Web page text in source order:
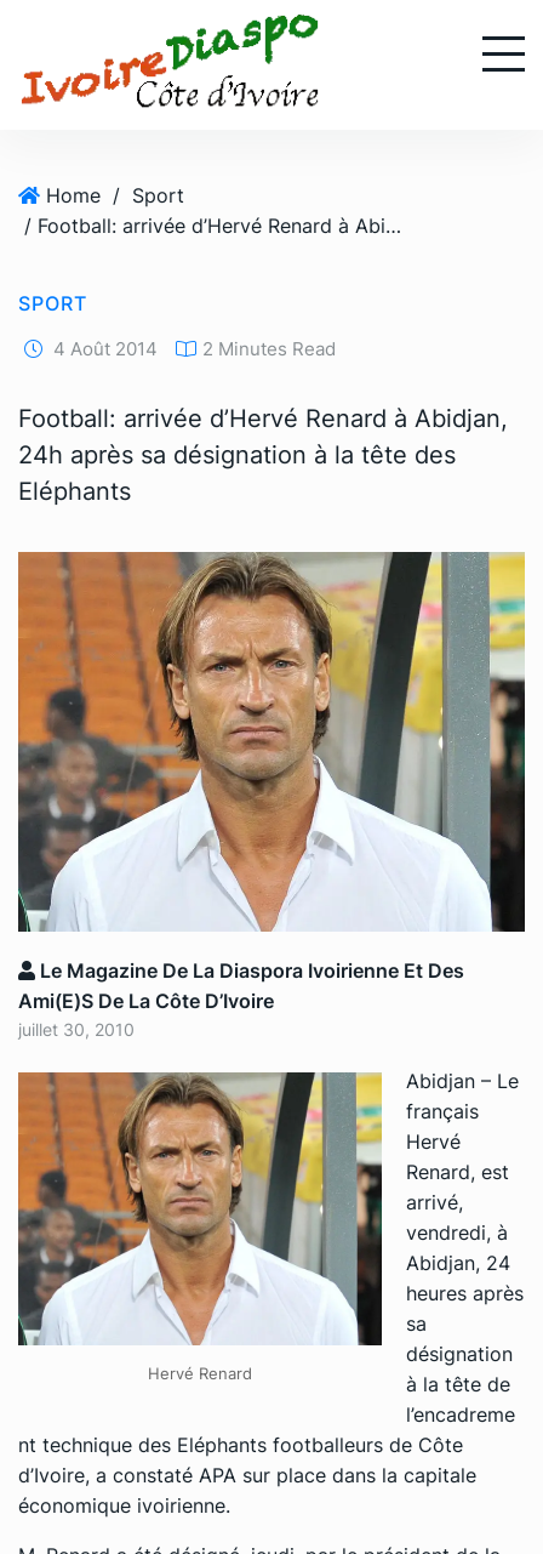
Home / Sport
/ Football: arrivée d’Hervé Renard à Abidjan, 24h après sa désignation à la tête des Eléphants
SPORT
4 Août 2014 2 Minutes Read
Football: arrivée d’Hervé Renard à Abidjan,
24h après sa désignation à la tête des
Eléphants
Le Magazine De La Diaspora Ivoirienne Et Des
Ami(e)s De La Côte D’Ivoire
juillet 30, 2010
Hervé Renard
Abidjan – Le
français
Hervé
Renard, est
arrivé,
vendredi, à
Abidjan, 24
heures après
sa
désignation
à la tête de
l’encadreme
nt technique des Eléphants footballeurs de Côte
d’Ivoire, a constaté APA sur place dans la capitale
économique ivoirienne.